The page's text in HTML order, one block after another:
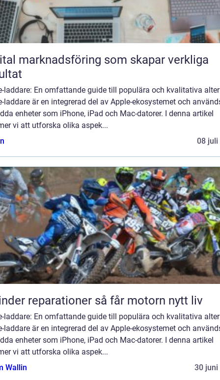
marknadsföring som skapar verkliga
laddare: En omfattande guide till populära och kvalitativa
laddare är en integrerad del av Apple-ekosystemet och
enheter som iPhone, iPad och Mac-datorer. I denna artikel
vi att utforska olika aspek...
08 juli
Cylinder reparationer så får motorn nytt liv
laddare: En omfattande guide till populära och kvalitativa
laddare är en integrerad del av Apple-ekosystemet och
enheter som iPhone, iPad och Mac-datorer. I denna artikel
vi att utforska olika aspek...
Wallin
30 juni